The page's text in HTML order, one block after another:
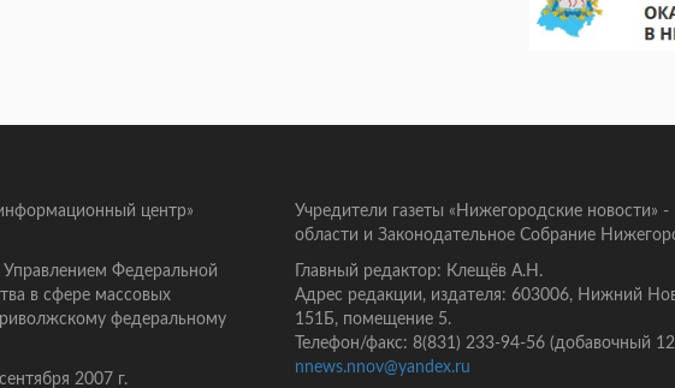
центр»
Управлением Федеральной
в сфере массовых
федеральному
2007 г.
Учредители газеты «Нижегородские новости»
области и Законодательное Собрание
Главный редактор: Клещёв А.Н.
Адрес редакции, издателя: 603006, Нижний
151Б, помещение 5.
Телефон/факс: 8(831) 233-94-56 (добавочный
nnews.nnov@yandex.ru